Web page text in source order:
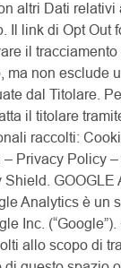
altri Dati relativi
Il link di Opt Out
il
ma non esclude
dal Titolare.
il titolare
raccolti:
– Privacy Policy
GOOGLE
Analytics è un
Inc.
allo scopo di